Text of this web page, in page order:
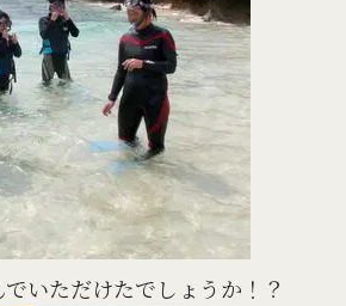
いただけたでしょうか！？